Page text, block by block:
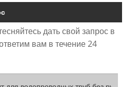
дать свой запрос в
вам в течение 24